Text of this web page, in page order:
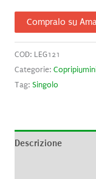
Compralo su
COD: LEG121
Categorie:
Tag: Singolo
Descrizione